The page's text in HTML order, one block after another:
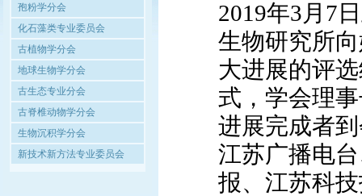
孢粉学分会
化石藻类专业委员会
古植物学分会
地球生物学分会
古生态专业分会
古脊椎动物学分会
生物沉积学分会
新技术新方法专业委员会
2019年3月 7
生物研究所
大进展的评
式，学会理
进展完成者
江苏广播电
报、江苏科